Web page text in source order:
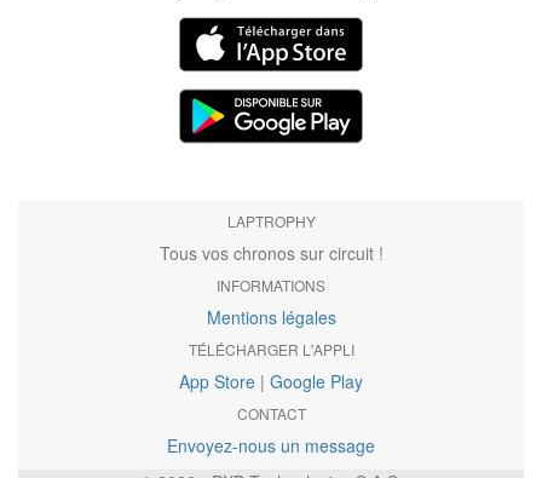
LAPTROPHY
Tous vos chronos sur circuit !
INFORMATIONS
Mentions légales
TÉLÉCHARGER L'APPLI
App Store | Google Play
CONTACT
Envoyez-nous un message